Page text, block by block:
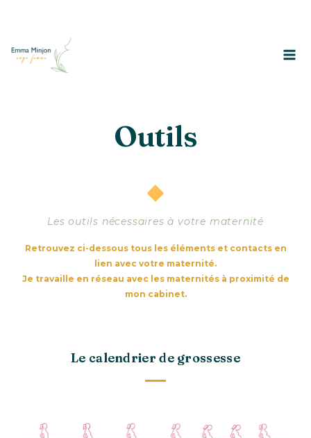
Outils
Les outils nécessaires à votre maternité
Retrouvez ci-dessous tous les éléments et contacts en
lien avec votre maternité.
Je travaille en réseau avec les maternités à proximité de
mon cabinet.
Le calendrier de grossesse